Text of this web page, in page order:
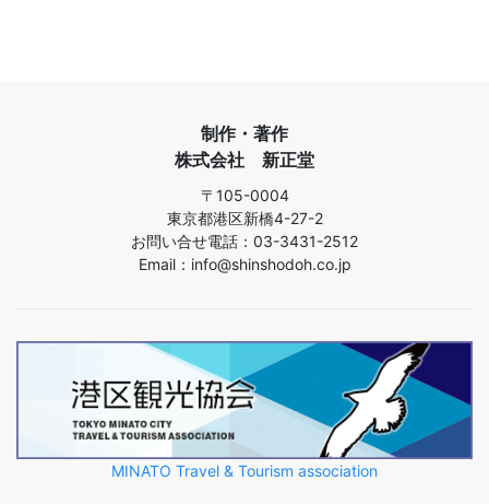
制作・著作
株式会社 新正堂
〒105-0004
東京都港区新橋4-27-2
お問い合せ電話：03-3431-2512
Email：info@shinshodoh.co.jp
MINATO Travel & Tourism association